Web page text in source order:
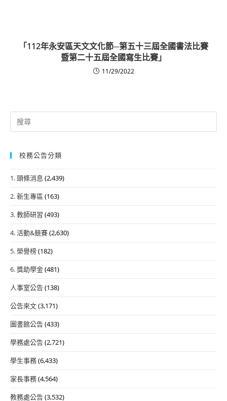
「112年永安區天文文化節─第五十三屆全國書法比賽
暨第二十五屆全國寫生比賽」
11/29/2022
Search
for:
校務公告分類
1. 頭條消息 (2,439)
2. 新生專區 (163)
3. 教師研習 (493)
4. 活動&競賽(2,630)
5. 榮譽榜(182)
6. 獎助學金(481)
人事室公告(138)
公告來文(3,171)
圖書館公告(433)
學務處公告(2,721)
學生事務(6,433)
家長事務(4,564)
教務處公告(3,532)